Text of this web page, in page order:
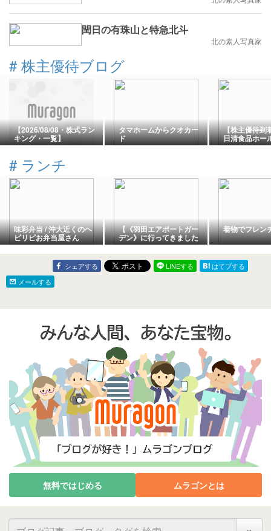
閏日の有珠山と特急北斗
北の素人写真家
# 株主優待ブログ
【2026/08/08・株式ラン
キング・一覧】
タマホームからクオカー
ド
【株主優待到
日清食品ホー
ス(株) [2897]
# ランチ
味彩弁当 / 沖大近くのヘ
ビリピお弁当屋さん
【《羽田エアポートガー
デン》に行ってきました
★《しんぱち食堂》で昼
飲み★≪ご当地アイス自
販機へ大集合≫★夕食は
『ミックスピザ』】
着物でフレン
シェアする LINEする
はてブする
メールする
無料ではじめる ムラゴンとは